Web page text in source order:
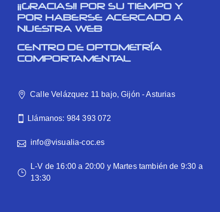
¡¡GRACIAS!! POR SU TIEMPO Y
POR HABERSE ACERCADO A
NUESTRA WEB
CENTRO DE OPTOMETRÍA
COMPORTAMENTAL
Calle Velázquez 11 bajo, Gijón - Asturias
Llámanos: 984 393 072
info@visualia-coc.es
L-V de 16:00 a 20:00 y Martes también de 9:30 a
13:30